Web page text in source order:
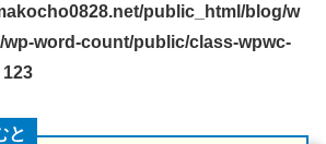
public_html/blog/w
word-count/public/class-wpwc-
123
と